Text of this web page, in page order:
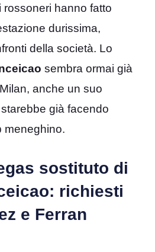
rossoneri hanno fatto
durissima,
della società. Lo
sembra ormai già
anche un suo
già facendo
meneghino.
sostituto di
richiesti
e Ferran